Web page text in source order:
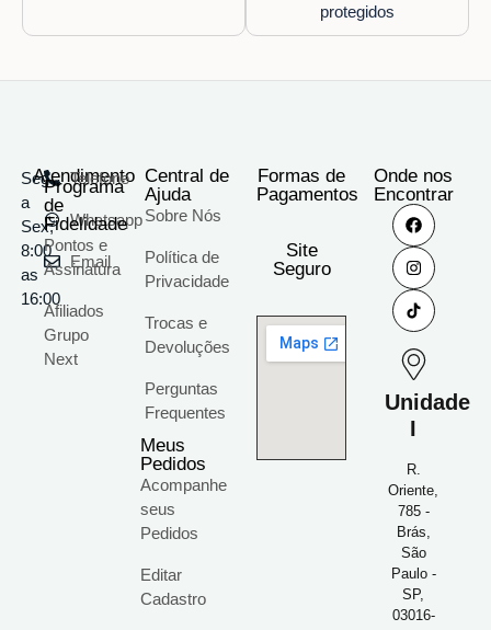
protegidos
Atendimento
Seg
a
Sex;
8:00
as
16:00
Telefone
Whatsapp
Email
Programa
de
Fidelidade
Pontos e
Assinatura
Afiliados
Grupo
Next
Central de
Ajuda
Sobre Nós
Política de
Privacidade
Trocas e
Devoluções
Perguntas
Frequentes
Meus
Pedidos
Acompanhe
seus
Pedidos
Editar
Cadastro
Formas de
Pagamentos
Site
Seguro
Onde nos
Encontrar
Unidade
I
R.
Oriente,
785 -
Brás,
São
Paulo -
SP,
03016-